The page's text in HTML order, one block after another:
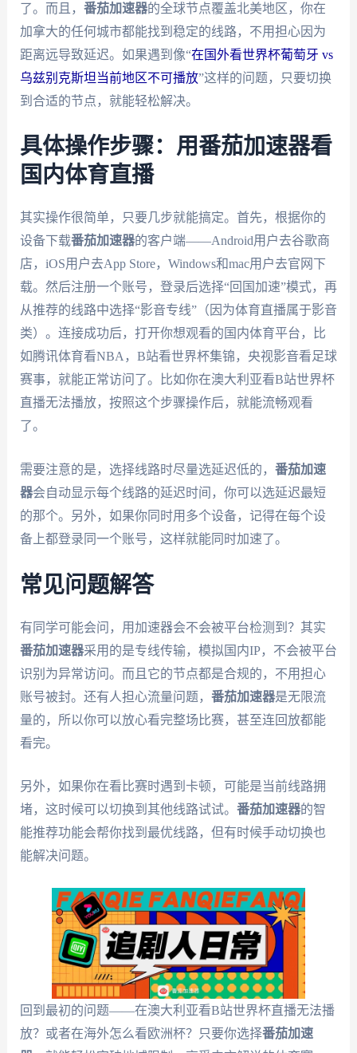
了。而且， 番茄加速器的全球节点覆盖北美地区，你在
加拿大的任何城市都能找到稳定的线路，不用担心因为
距离远导致延迟。如果遇到像“在国外看世界杯葡萄牙 vs
乌兹别克斯坦当前地区不可播放”这样的问题，只要切换
到合适的节点，就能轻松解决。
具体操作步骤：用番茄加速器看
国内体育直播
其实操作很简单，只要几步就能搞定。首先，根据你的
设备下载番茄加速器的客户端——Android用户去谷歌商
店，iOS用户去App Store，Windows和mac用户去官网下
载。然后注册一个账号，登录后选择“回国加速”模式，再
从推荐的线路中选择“影音专线”（因为体育直播属于影音
类）。连接成功后，打开你想观看的国内体育平台，比
如腾讯体育看NBA，B站看世界杯集锦，央视影音看足球
赛事，就能正常访问了。比如你在澳大利亚看B站世界杯
直播无法播放，按照这个步骤操作后，就能流畅观看
了。
需要注意的是，选择线路时尽量选延迟低的， 番茄加速
器会自动显示每个线路的延迟时间，你可以选延迟最短
的那个。另外，如果你同时用多个设备，记得在每个设
备上都登录同一个账号，这样就能同时加速了。
常见问题解答
有同学可能会问，用加速器会不会被平台检测到？其实
番茄加速器采用的是专线传输，模拟国内IP，不会被平台
识别为异常访问。而且它的节点都是合规的，不用担心
账号被封。还有人担心流量问题， 番茄加速器是无限流
量的，所以你可以放心看完整场比赛，甚至连回放都能
看完。
另外，如果你在看比赛时遇到卡顿，可能是当前线路拥
堵，这时候可以切换到其他线路试试。 番茄加速器的智
能推荐功能会帮你找到最优线路，但有时候手动切换也
能解决问题。
回到最初的问题——在澳大利亚看B站世界杯直播无法播
放？或者在海外怎么看欧洲杯？只要你选择番茄加速